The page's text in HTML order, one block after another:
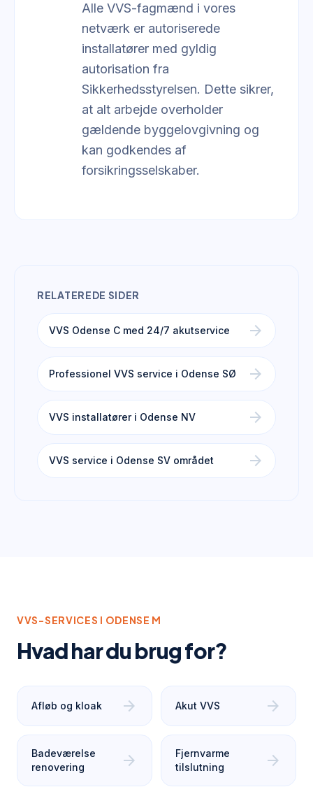
Alle VVS-fagmænd i vores
netværk er autoriserede
installatører med gyldig
autorisation fra
Sikkerhedsstyrelsen. Dette sikrer,
at alt arbejde overholder
gældende byggelovgivning og
kan godkendes af
forsikringsselskaber.
RELATEREDE SIDER
VVS Odense C med 24/7 akutservice arrow_forward
Professionel VVS service i Odense SØ arrow_forward
VVS installatører i Odense NV arrow_forward
VVS service i Odense SV området arrow_forward
VVS-SERVICES I ODENSE M
Hvad har du brug for?
Afløb og kloak arrow_forward Akut VVS arrow_forward
Badeværelse
renovering
arrow_forward
Fjernvarme
tilslutning
arrow_forward